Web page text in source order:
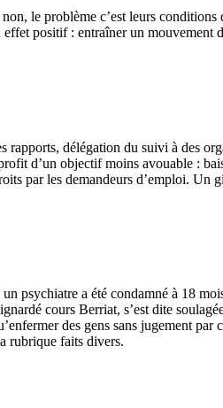
le problème c’est leurs conditions
positif : entraîner un mouvement
délégation du suivi à des
d’un objectif moins avouable :
par les demandeurs d’emploi. Un
psychiatre a été condamné à 18
cours Berriat, s’est dite
des gens sans jugement
rubrique faits divers.